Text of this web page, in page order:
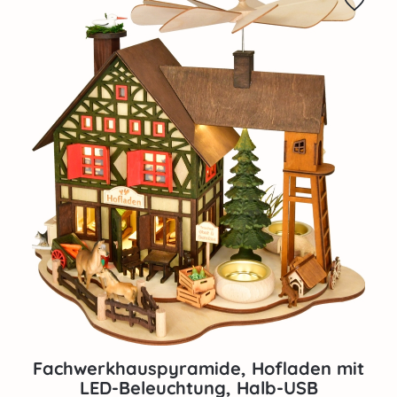
Fachwerkhauspyramide, Hofladen mit
LED-Beleuchtung, Halb-USB